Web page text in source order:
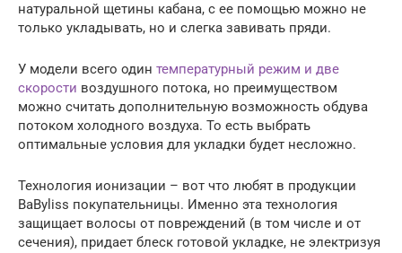
натуральной щетины кабана, с ее помощью можно не
только укладывать, но и слегка завивать пряди.
У модели всего один температурный режим и две
скорости воздушного потока, но преимуществом
можно считать дополнительную возможность обдува
потоком холодного воздуха. То есть выбрать
оптимальные условия для укладки будет несложно.
Технология ионизации – вот что любят в продукции
BaByliss покупательницы. Именно эта технология
защищает волосы от повреждений (в том числе и от
сечения), придает блеск готовой укладке, не электризуя